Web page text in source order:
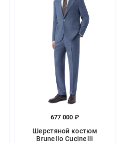
677 000 ₽
Шерстяной костюм
Brunello Cucinelli